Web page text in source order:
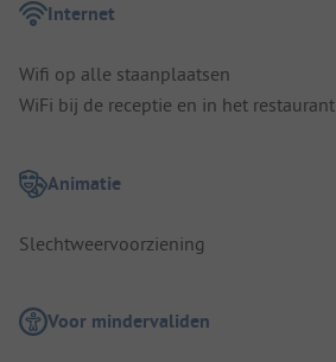
Internet
Wifi op alle staanplaatsen
WiFi bij de receptie en in het restaurant
Animatie
Slechtweervoorziening
Voor mindervaliden